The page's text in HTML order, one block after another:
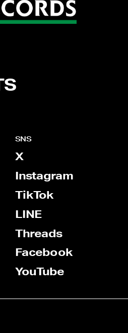
SNS
X
Instagram
TikTok
LINE
Threads
Facebook
YouTube